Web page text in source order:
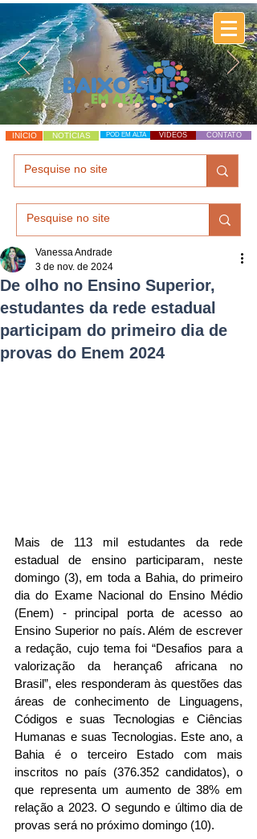
INÍCIO NOTÍCIAS POD EM ALTA VÍDEOS CONTATO
De olho no Ensino Superior,
estudantes da rede estadual
participam do primeiro dia de
provas do Enem 2024
Vanessa Andrade
3 de nov. de 2024
Mais de 113 mil estudantes da rede
estadual de ensino participaram, neste
domingo (3), em toda a Bahia, do primeiro
dia do Exame Nacional do Ensino Médio
(Enem) - principal porta de acesso ao
Ensino Superior no país. Além de escrever
a redação, cujo tema foi “Desafios para a
valorização da herança6 africana no
Brasil”, eles responderam às questões das
áreas de conhecimento de Linguagens,
Códigos e suas Tecnologias e Ciências
Humanas e suas Tecnologias. Este ano, a
Bahia é o terceiro Estado com mais
inscritos no país (376.352 candidatos), o
que representa um aumento de 38% em
relação a 2023. O segundo e último dia de
provas será no próximo domingo (10).